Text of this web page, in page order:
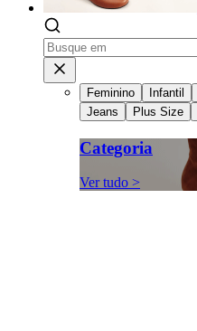
Feminino Infantil
Jeans
Plus Size
Categoria
Ver tudo >